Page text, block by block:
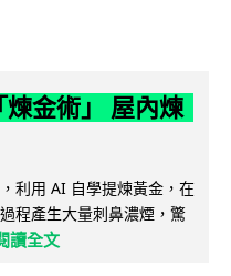
金術」 屋內煉
利用 AI 自學提煉黃金，在
程產生大量刺鼻濃煙，驚
讀全文